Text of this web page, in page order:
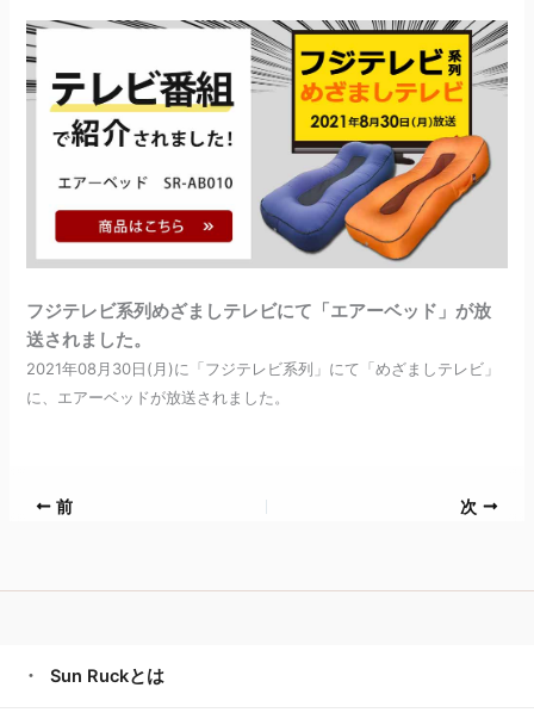
フジテレビ系列めざましテレビにて「エアーベッド」が放
送されました。
2021年08月30日(月)に「フジテレビ系列」にて「めざましテレビ」
に、エアーベッドが放送されました。
前 次
Sun Ruckとは